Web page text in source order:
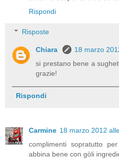
Rispondi
Risposte
Chiara
18 marzo
si prestano bene a
grazie!
Rispondi
Carmine 18 marzo 2012
complimenti sopratutto
abbina bene con gòli